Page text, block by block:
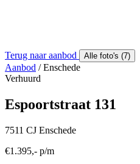
Terug naar aanbod Alle foto's (7)
Aanbod / Enschede
Verhuurd
Espoortstraat 131
7511 CJ Enschede
€1.395,- p/m